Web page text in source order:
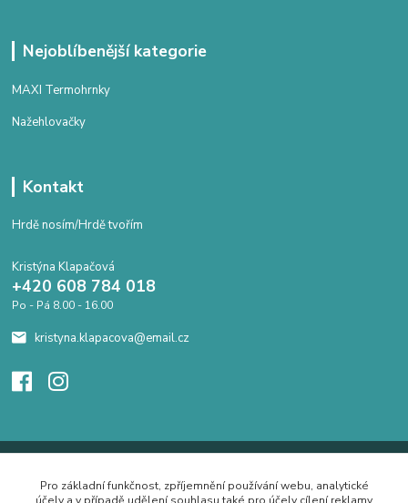
Nejoblíbenější kategorie
MAXI Termohrnky
Nažehlovačky
Kontakt
Hrdě nosím/Hrdě tvořím
Kristýna Klapačová
+420 608 784 018
Po - Pá 8.00 - 16.00
kristyna.klapacova@email.cz
Pro základní funkčnost, zpříjemnění používání webu, analytické
účely a v případě udělení souhlasu také pro účely cílení reklamy